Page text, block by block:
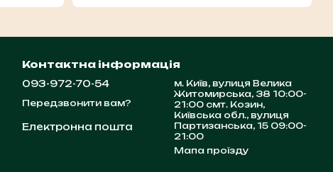
Контактна інформація
093-972-70-54
Передзвонити вам?
Електронна пошта
м. Київ, вулиця Велика
Житомирська, 38 10:00-
21:00 смт. Козин,
Київська обл., вулиця
Партизанська, 15 09:00-
21:00
Мапа проїзду